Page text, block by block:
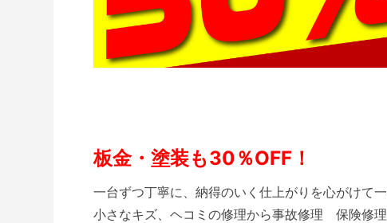
板金・塗装も30％OFF！
一台ずつ丁寧に、納得のいく仕上がりを心がけて
小さなキズ、ヘコミの修理から事故修理 保険修